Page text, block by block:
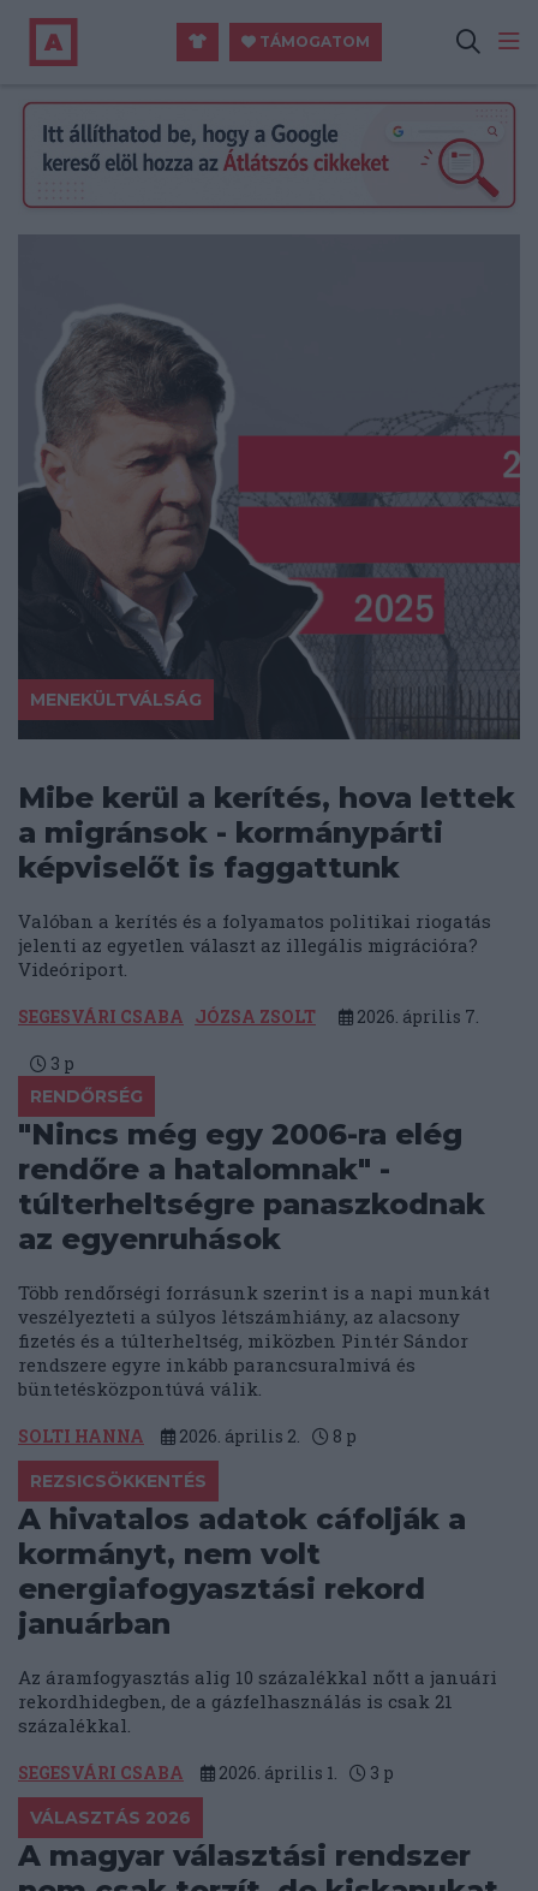
TÁMOGATOM
MENEKÜLTVÁLSÁG
Mibe kerül a kerítés, hova lettek
a migránsok - kormánypárti
képviselőt is faggattunk
Valóban a kerítés és a folyamatos politikai riogatás
jelenti az egyetlen választ az illegális migrációra?
Videóriport.
SEGESVÁRI CSABA JÓZSA ZSOLT 2026. április 7.
3 p
RENDŐRSÉG
"Nincs még egy 2006-ra elég
rendőre a hatalomnak" -
túlterheltségre panaszkodnak
az egyenruhások
Több rendőrségi forrásunk szerint is a napi munkát
veszélyezteti a súlyos létszámhiány, az alacsony
fizetés és a túlterheltség, miközben Pintér Sándor
rendszere egyre inkább parancsuralmivá és
büntetésközpontúvá válik.
SOLTI HANNA 2026. április 2. 8 p
REZSICSÖKKENTÉS
A hivatalos adatok cáfolják a
kormányt, nem volt
energiafogyasztási rekord
januárban
Az áramfogyasztás alig 10 százalékkal nőtt a januári
rekordhidegben, de a gázfelhasználás is csak 21
százalékkal.
SEGESVÁRI CSABA 2026. április 1. 3 p
VÁLASZTÁS 2026
A magyar választási rendszer